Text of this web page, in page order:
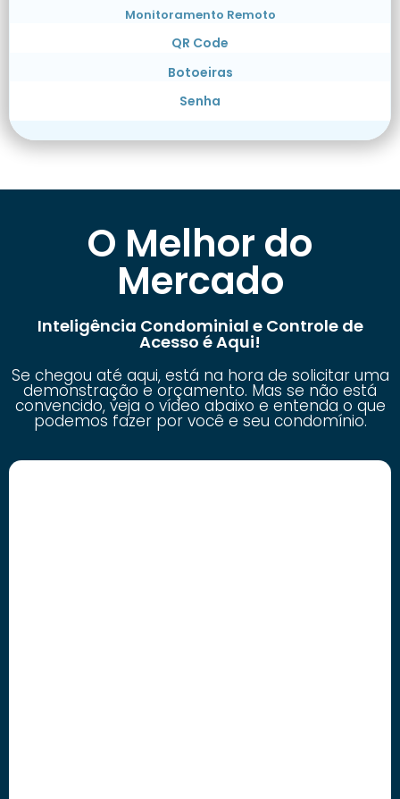
Monitoramento Remoto
QR Code
Botoeiras
Senha
O Melhor do
Mercado
Inteligência Condominial e Controle de
Acesso é Aqui!
Se chegou até aqui, está na hora de solicitar uma
demonstração e orçamento. Mas se não está
convencido, veja o vídeo abaixo e entenda o que
podemos fazer por você e seu condomínio.